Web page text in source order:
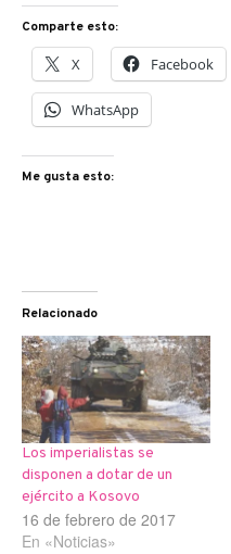
Comparte esto:
X Facebook
WhatsApp
Me gusta esto:
Relacionado
Los imperialistas se
disponen a dotar de un
ejército a Kosovo
16 de febrero de 2017
En «Noticias»